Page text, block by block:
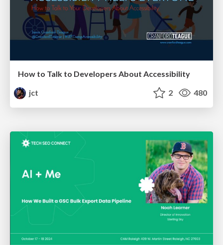
How to Talk to Developers About Accessibility
jct
2 480